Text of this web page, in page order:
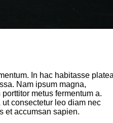
In hac habitasse platea
Nam ipsum magna,
metus fermentum a.
consectetur leo diam nec
et accumsan sapien.